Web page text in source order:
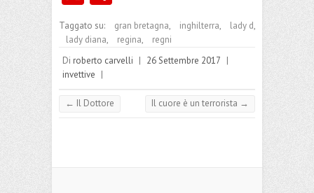
b
o
o
k
l dI
n
es
t
A
p
Pr
es
a
o
n
di
di
Taggato su: gran bretagna, inghilterra, lady d,
lady diana, regina,
regni
Di roberto carvelli | 26 Settembre 2017 |
invettive |
← Il Dottore Il cuore è un terrorista →